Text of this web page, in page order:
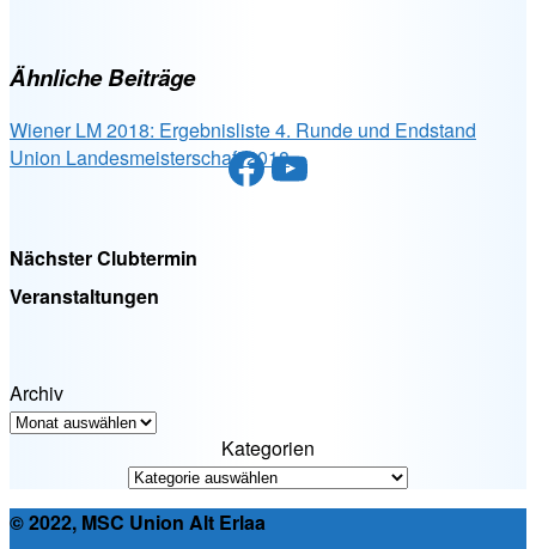
Ähnliche Beiträge
Wiener LM 2018: Ergebnisliste 4. Runde und Endstand
Union Landesmeisterschaft 2018Facebook
YouTube
Nächster Clubtermin
Veranstaltungen
Archiv
Kategorien
© 2022, MSC Union Alt Erlaa